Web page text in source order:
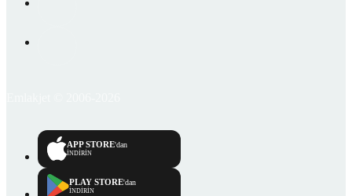
APP STORE'dan
İNDİRİN
PLAY STORE'dan
İNDİRİN